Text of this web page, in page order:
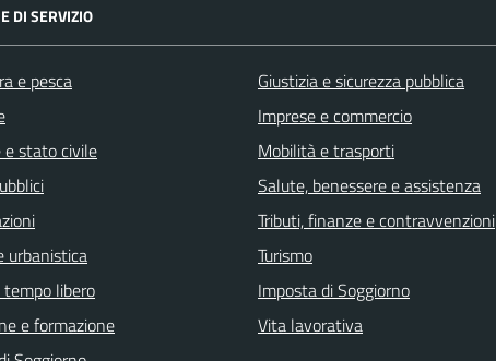
DI SERVIZIO
e pesca
e stato civile
urbanistica
libero
e formazione
Giustizia e sicurezza pubblica
Imprese e commercio
Mobilità e trasporti
Salute, benessere e assistenza
Tributi, finanze e contravvenzioni
Turismo
Imposta di Soggiorno
Vita lavorativa